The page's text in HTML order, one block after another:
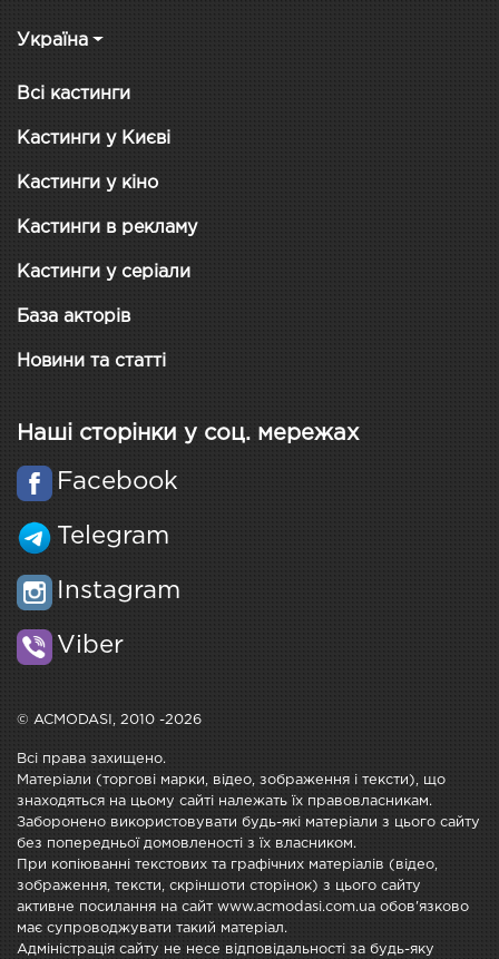
Україна
Всі кастинги
Кастинги у Києві
Кастинги у кіно
Кастинги в рекламу
Кастинги у серіали
База акторів
Новини та статті
Наші сторінки у соц. мережах
Facebook
Telegram
Instagram
Viber
© ACMODASI, 2010 -2026
Всі права захищено.
Матеріали (торгові марки, відео, зображення і тексти), що
знаходяться на цьому сайті належать їх правовласникам.
Заборонено використовувати будь-які матеріали з цього сайту
без попередньої домовленості з їх власником.
При копіюванні текстових та графічних матеріалів (відео,
зображення, тексти, скріншоти сторінок) з цього сайту
активне посилання на сайт www.acmodasi.com.ua обов'язково
має супроводжувати такий матеріал.
Адміністрація сайту не несе відповідальності за будь-яку